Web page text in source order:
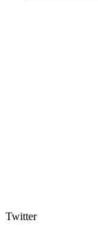
Twitter